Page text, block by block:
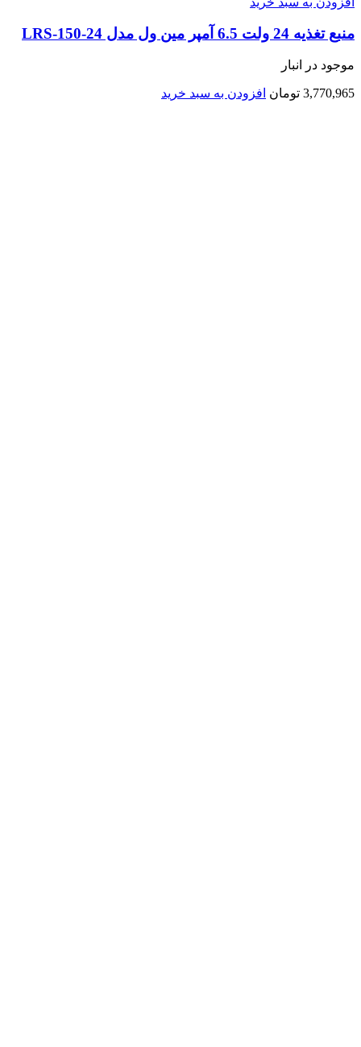
منبع تغذیه 24 ولت 6.5 آمپر مین ول مدل LRS-150-24
موجود در انبار
3,770,965 تومان افزودن به سبد خرید